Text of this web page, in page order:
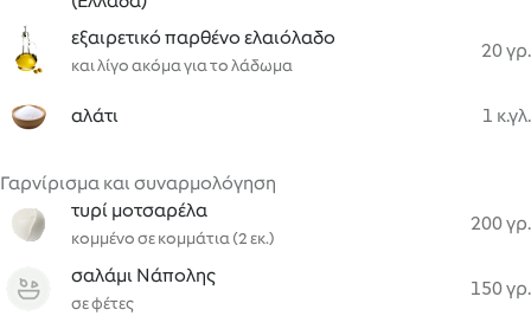
εξαιρετικό παρθένο ελαιόλαδο
και λίγο ακόμα για το λάδωμα
20 γρ.
αλάτι 1 κ.γλ.
Γαρνίρισμα και συναρμολόγηση
τυρί μοτσαρέλα
κομμένο σε κομμάτια (2 εκ.)
200 γρ.
σαλάμι Νάπολης
σε φέτες
150 γρ.